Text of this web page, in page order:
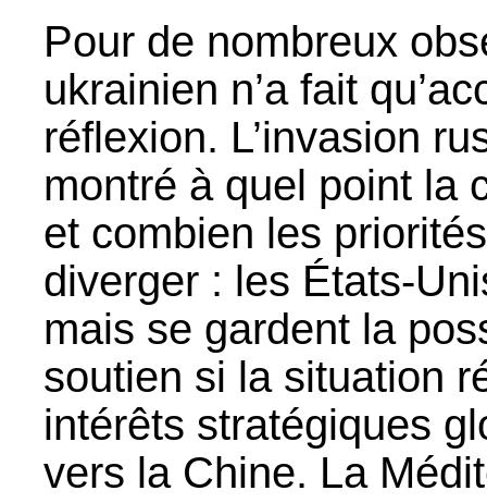
Pour de nombreux
ukrainien n’a fait
réflexion. L’invasion
montré à quel point la
et combien les
diverger : les États-
mais se gardent la
soutien si la situation
intérêts stratégiques
vers la Chine. La